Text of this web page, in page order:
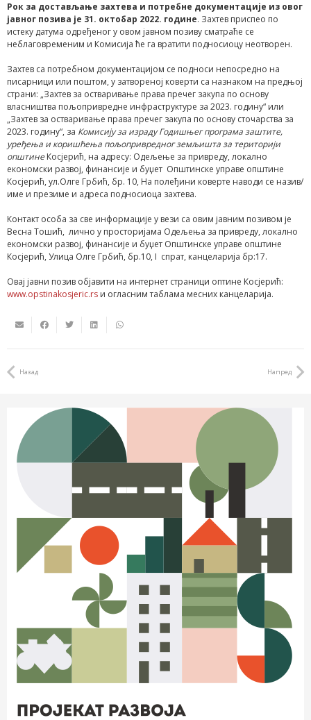
Рок за достављање захтева и потребне документације из овог
јавног позива је 31. октобар 2022. године. Захтев приспео по
истеку датума одређеног у овом јавном позиву сматраће се
неблаговременим и Комисија ће га вратити подносиоцу неотворен.
Захтев са потребном документацијом се подноси непосредно на
писарници или поштом, у затвореној коверти са назнаком на предњој
страни: „Захтев за остваривање права пречег закупа по основу
власништва пољопривредне инфраструктуре за 2023. годину“ или
„Захтев за остваривање права пречег закупа по основу сточарства за
2023. годину“, за Комисију за израду Годишњег програма заштите,
уређења и коришћења пољопривредног земљишта за територији
општине Косјерић, на адресу: Одељење за привреду, локално
економски развој, финансије и буџет Општинске управе општине
Косјерић, ул.Олге Грбић, бр. 10, На полеђини коверте наводи се назив/
име и презиме и адреса подносиоца захтева.
Контакт особа за све информације у вези са овим јавним позивом је
Весна Тошић, лично у просторијама Одељења за привреду, локално
економски развој, финансије и буџет Општинске управе општине
Косјерић, Улица Олге Грбић, бр.10, I спрат, канцеларија бр:17.
Овај јавни позив објавити на интернет страници оптине Косјерић:
www.opstinakosjeric.rs и огласним таблама месних канцеларија.
Назад Напред